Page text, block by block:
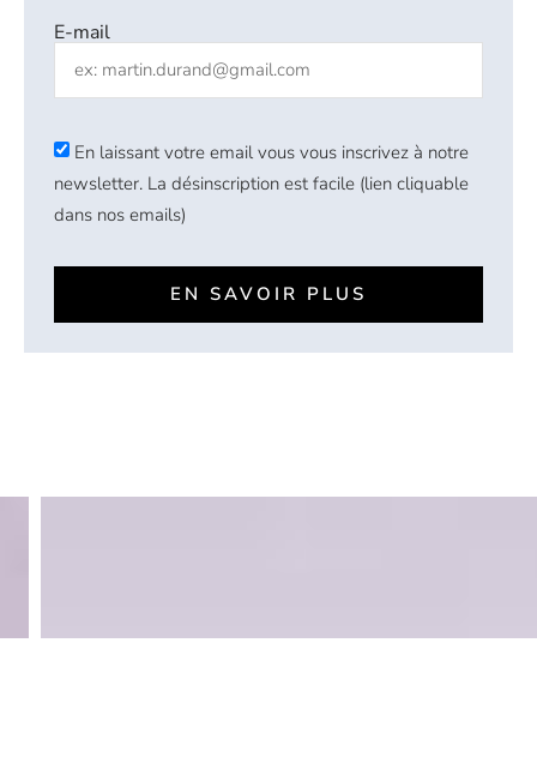
E-mail
En laissant votre email vous vous inscrivez à notre
newsletter. La désinscription est facile (lien cliquable
dans nos emails)
EN SAVOIR PLUS